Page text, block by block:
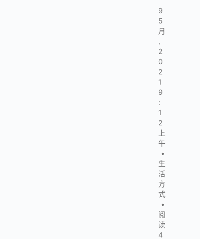
9
5
月
,
2
0
2
1
9
:
1
2
上
午
•
生
活
方
式
•
阅
读
4